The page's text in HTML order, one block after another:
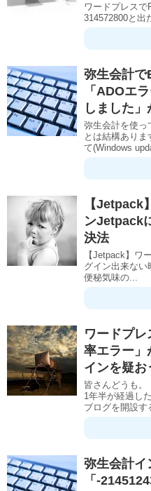
ワードプレス
314572800と出
弥生会計で
「ADOエ
しました
弥生会計を使っ
とは結構あり
て(Windows
【Jetpack
ンJetpack
決法
【Jetpack】ワ
グイン出来ない
便秘気味の...
ワードプ
率エラー」
インを疑お
皆さんどうも。
1年半が経過し
ブログを開設す
弥生会計イ
「-